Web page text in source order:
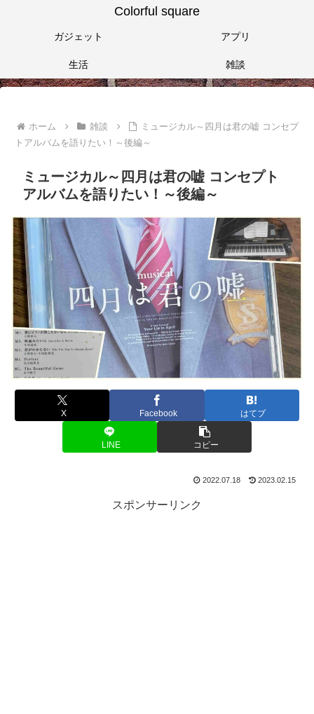
Colorful square
ガジェット アプリ
生活 雑談
ホーム 雑談
ミュージカル～四月は君の嘘 コンセプ
トアルバムを語りたい！～後編～
ミュージカル～四月は君の嘘 コンセプト
アルバムを語りたい！～後編～
X Facebook はてブ
LINE コピー
2022.07.18 2023.02.15
スポンサーリンク